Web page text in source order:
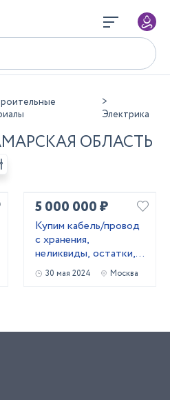
Электрика
ОБЛАСТЬ
5 000 000 ₽
Купим кабель/провод
с хранения,
неликвиды, остатки,
новый.
30 мая 2024 Москва